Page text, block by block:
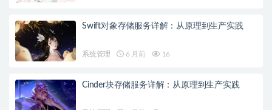
Swift对象存储服务详解：从原理到生产实践
系统管理 6 月前 16
Cinder块存储服务详解：从原理到生产实践